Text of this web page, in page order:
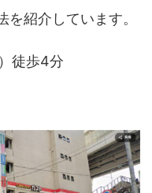
紹介しています。
徒歩4分